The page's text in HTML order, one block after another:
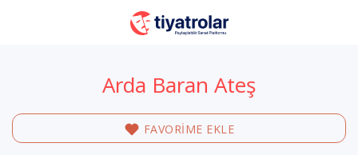
Arda Baran Ateş
FAVORİME EKLE